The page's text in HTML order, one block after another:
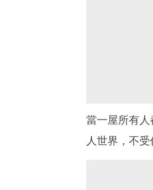
當一屋所有
人世界，不受